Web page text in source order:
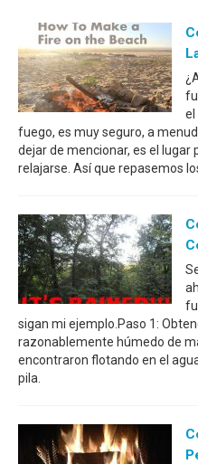
el
fuego, es muy seguro, a
dejar de mencionar, es el
relajarse. Así que repasemos
sigan mi ejemplo.Paso 1:
razonablemente húmedo de
encontraron flotando en el
pila.